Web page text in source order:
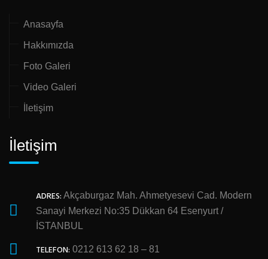
Anasayfa
Hakkımızda
Foto Galeri
Video Galeri
İletişim
İletişim
ADRES: Akçaburgaz Mah. Ahmetyesevi Cad. Modern
Sanayi Merkezi No:35 Dükkan 64 Esenyurt /
İSTANBUL
TELEFON: 0212 613 62 18 – 81